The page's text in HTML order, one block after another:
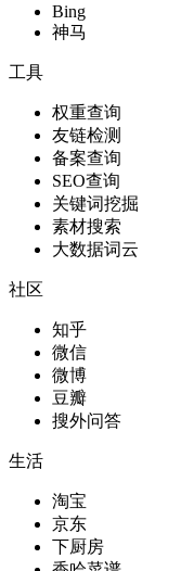
Bing
神马
工具
权重查询
友链检测
备案查询
SEO查询
关键词挖掘
素材搜索
大数据词云
社区
知乎
微信
微博
豆瓣
搜外问答
生活
淘宝
京东
下厨房